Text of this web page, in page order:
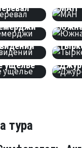
МАН
ГОРА
ГОРА
ущелье
тура